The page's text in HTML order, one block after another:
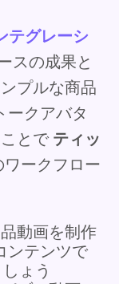
テグレーシ
スの成果と
プルな商品
ークアバタ
とで ティッ
ークフロー
動画を制作
ンテンツで
ょう